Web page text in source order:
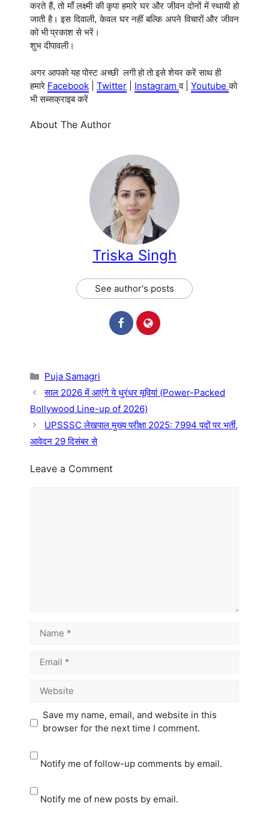
करते हैं, तो माँ लक्ष्मी की कृपा हमारे घर और जीवन दोनों में स्थायी हो
जाती है। इस दिवाली, केवल घर नहीं बल्कि अपने विचारों और जीवन
को भी प्रकाश से भरें।
शुभ दीपावली।
अगर आपको यह पोस्ट अच्छी लगी हो तो इसे शेयर करें साथ ही
हमारे Facebook Twitter Instagramव | Youtubeको
भी सब्सक्राइब करें
About The Author
Triska Singh
See author's posts
Categories
Puja Samagri
साल 2026 में आएंगे ये धुरंधर मूवियां (Power-Packed
Bollywood Line-up of 2026)
UPSSSC लेखपाल मुख्य परीक्षा 2025: 7994 पदों पर भर्ती,
आवेदन 29 दिसंबर से
Leave a Comment
Name
Email
Website
Save my name, email, and website in this
browser for the next time I comment.
Notify me of follow-up comments by email.
Notify me of new posts by email.